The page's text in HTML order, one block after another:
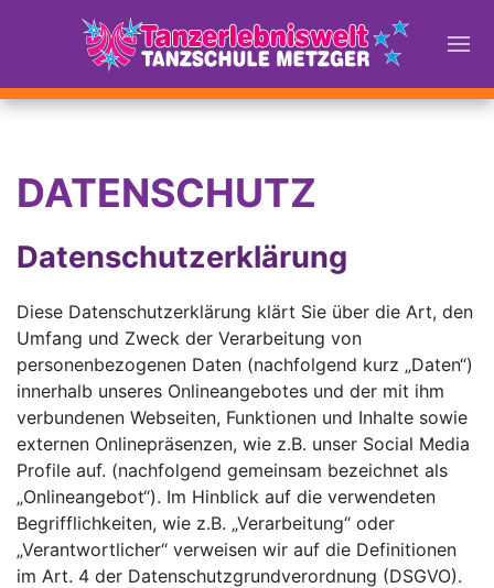
DATENSCHUTZ
Datenschutzerklärung
Diese Datenschutzerklärung klärt Sie über die Art, den
Umfang und Zweck der Verarbeitung von
personenbezogenen Daten (nachfolgend kurz „Daten“)
innerhalb unseres Onlineangebotes und der mit ihm
verbundenen Webseiten, Funktionen und Inhalte sowie
externen Onlinepräsenzen, wie z.B. unser Social Media
Profile auf. (nachfolgend gemeinsam bezeichnet als
„Onlineangebot“). Im Hinblick auf die verwendeten
Begrifflichkeiten, wie z.B. „Verarbeitung“ oder
„Verantwortlicher“ verweisen wir auf die Definitionen
im Art. 4 der Datenschutzgrundverordnung (DSGVO).